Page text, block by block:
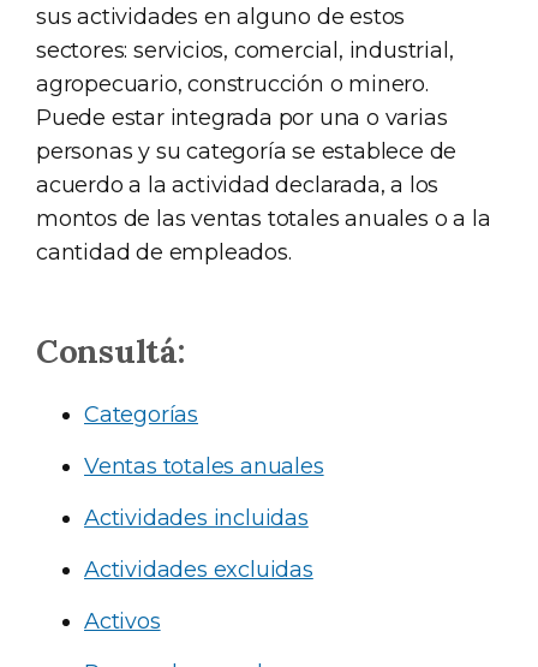
sus actividades en alguno de estos
sectores: servicios, comercial, industrial,
agropecuario, construcción o minero.
Puede estar integrada por una o varias
personas y su categoría se establece de
acuerdo a la actividad declarada, a los
montos de las ventas totales anuales o a la
cantidad de empleados.
Consultá:
Categorías
Ventas totales anuales
Actividades incluidas
Actividades excluidas
Activos